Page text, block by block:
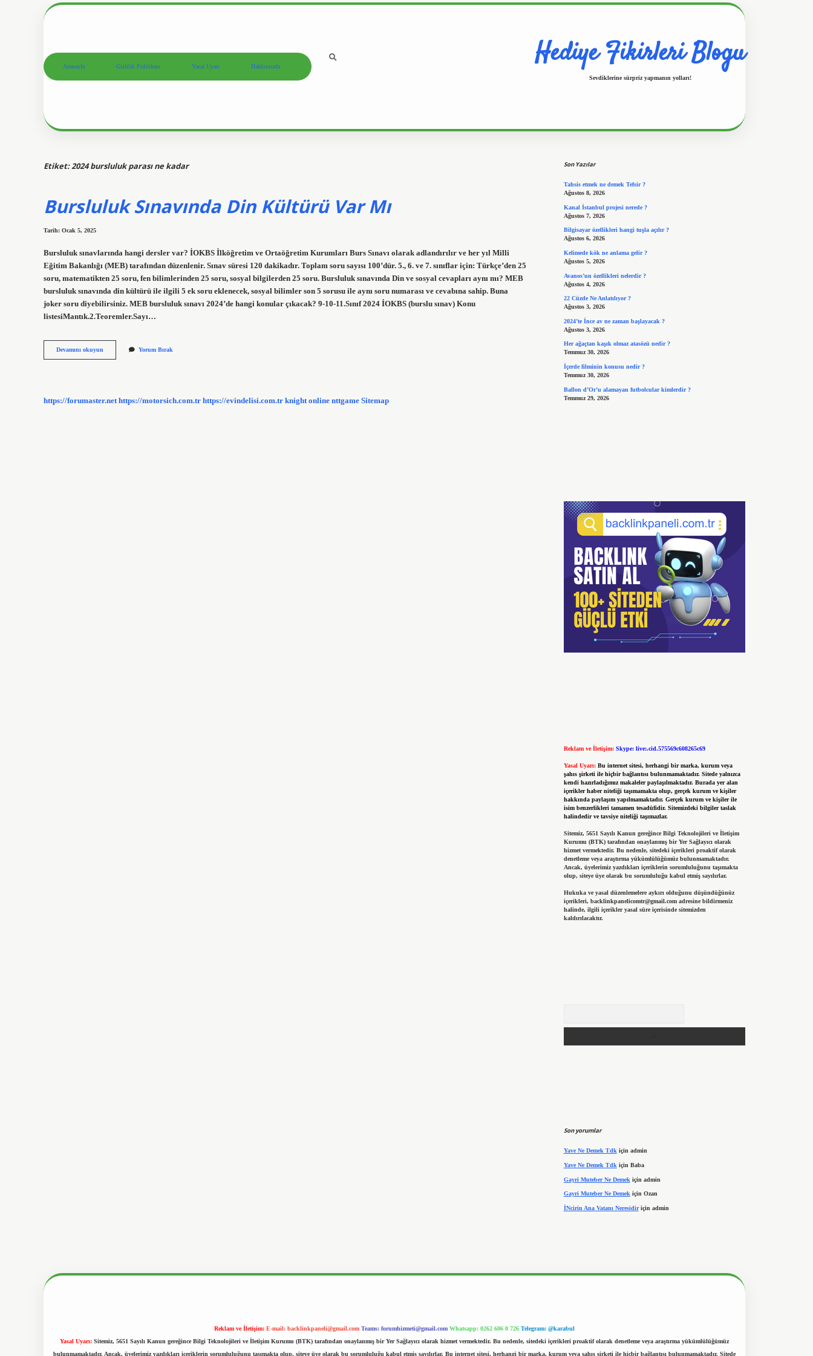
Anasayfa Gizlilik Politikası Yasal Uyarı Hakkımızda Hediye Fikirleri Blogu
Sevdiklerine sürpriz yapmanın yolları!
Etiket:2024 bursluluk parası ne kadar
Bursluluk Sınavında Din Kültürü Var Mı
Tarih: Ocak 5, 2025
Bursluluk sınavlarında hangi dersler var? İOKBS İlköğretim ve Ortaöğretim Kurumları Burs Sınavı olarak adlandırılır ve her yıl Milli
Eğitim Bakanlığı (MEB) tarafından düzenlenir. Sınav süresi 120 dakikadır. Toplam soru sayısı 100’dür. 5., 6. ve 7. sınıflar için: Türkçe’den 25
soru, matematikten 25 soru, fen bilimlerinden 25 soru, sosyal bilgilerden 25 soru. Bursluluk sınavında Din ve sosyal cevapları aynı mı? MEB
bursluluk sınavında din kültürü ile ilgili 5 ek soru eklenecek, sosyal bilimler son 5 sorusu ile aynı soru numarası ve cevabına sahip. Buna
joker soru diyebilirsiniz. MEB bursluluk sınavı 2024’de hangi konular çıkacak? 9-10-11.Sınıf 2024 İOKBS (burslu sınav) Konu
listesiMantık.2.Teoremler.Sayı…
Devamını okuyun Bursluluk
Sınavında
Yorum Bırak
https://forumaster.net https://motorsich.com.tr https://evindelisi.com.tr knight online nttgame Sitemap
Son Yazılar
Tahsis etmek ne demek Tefsir ?
Ağustos 8, 2026
Kanal İstanbul projesi nerede ?
Ağustos 7, 2026
Bilgisayar özellikleri hangi tuşla açılır ?
Ağustos 6, 2026
Kelimede kök ne anlama gelir ?
Ağustos 5, 2026
Avanos’un özellikleri nelerdir ?
Ağustos 4, 2026
22 Cüzde Ne Anlatılıyor ?
Ağustos 3, 2026
2024’te İnce av ne zaman başlayacak ?
Ağustos 3, 2026
Her ağaçtan kaşık olmaz atasözü nedir ?
Temmuz 30, 2026
İçerde filminin konusu nedir ?
Temmuz 30, 2026
Ballon d’Or’u alamayan futbolcular kimlerdir ?
Temmuz 29, 2026
Reklam ve İletişim: Skype: live:.cid.575569c608265c69
Yasal Uyarı: Bu internet sitesi, herhangi bir marka, kurum veya
şahıs şirketi ile hiçbir bağlantısı bulunmamaktadır. Sitede yalnızca
kendi hazırladığımız makaleler paylaşılmaktadır. Burada yer alan
içerikler haber niteliği taşımamakta olup, gerçek kurum ve kişiler
hakkında paylaşım yapılmamaktadır. Gerçek kurum ve kişiler ile
isim benzerlikleri tamamen tesadüfidir. Sitemizdeki bilgiler taslak
halindedir ve tavsiye niteliği taşımazlar.
Sitemiz, 5651 Sayılı Kanun gereğince Bilgi Teknolojileri ve İletişim
Kurumu (BTK) tarafından onaylanmış bir Yer Sağlayıcı olarak
hizmet vermektedir. Bu nedenle, sitedeki içerikleri proaktif olarak
denetleme veya araştırma yükümlülüğümüz bulunmamaktadır.
Ancak, üyelerimiz yazdıkları içeriklerin sorumluluğunu taşımakta
olup, siteye üye olarak bu sorumluluğu kabul etmiş sayılırlar.
Hukuka ve yasal düzenlemelere aykırı olduğunu düşündüğünüz
içerikleri, backlinkpanelicomtr@gmail.comadresine bildirmeniz
halinde, ilgili içerikler yasal süre içerisinde sitemizden
kaldırılacaktır.
Son yorumlar
Yave Ne Demek Tdkiçin admin
Yave Ne Demek Tdk için Baba
Gayri Muteber Ne Demek için admin
Gayri Muteber Ne Demek için Ozan
İNcirin Ana Vatanı Neresidiriçin admin
Reklam ve İletişim: E-mail: backlinkpaneli@gmail.com Teams: forumhizmeti@gmail.com Whatsapp: 0262 606 0 726 Telegram: @karabul
Yasal Uyarı: Sitemiz, 5651 Sayılı Kanun gereğince Bilgi Teknolojileri ve İletişim Kurumu (BTK) tarafından onaylanmış bir Yer Sağlayıcı olarak hizmet vermektedir. Bu nedenle, sitedeki içerikleri proaktif olarak denetleme veya araştırma yükümlülüğümüz
bulunmamaktadır. Ancak, üyelerimiz yazdıkları içeriklerin sorumluluğunu taşımakta olup, siteye üye olarak bu sorumluluğu kabul etmiş sayılırlar. Bu internet sitesi, herhangi bir marka, kurum veya şahıs şirketi ile hiçbir bağlantısı bulunmamaktadır. Sitede